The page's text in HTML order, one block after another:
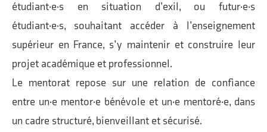
étudiant·e·s en situation d’exil, ou futur·e·s
étudiant·e·s, souhaitant accéder à l’enseignement
supérieur en France, s’y maintenir et construire leur
projet académique et professionnel.
Le mentorat repose sur une relation de confiance
entre un·e mentor·e bénévole et un·e mentoré·e, dans
un cadre structuré, bienveillant et sécurisé.